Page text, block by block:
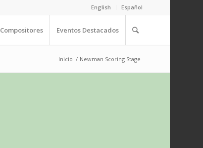
English Español
Compositores Eventos Destacados
Inicio / Newman Scoring Stage